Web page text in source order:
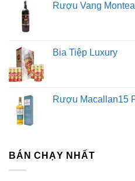
Đổ đầy ly rượu đến gần
nếm rượu kém. Mặt khác,
đến hương vị và mùi thơm.
Rượu vang đỏ: Đổ nửa ly
Rượu trắng : Đổ rượu
Rượu sâm banh: Đổ không
Gạn hoặc xoáy ly rượu
gạn, nhưng các loại rượu
trong thời gian ngắn.
Rượu Vang
Bia Tiệp Luxury
Rượu Macallan15
BÁN CHẠY NHẤT